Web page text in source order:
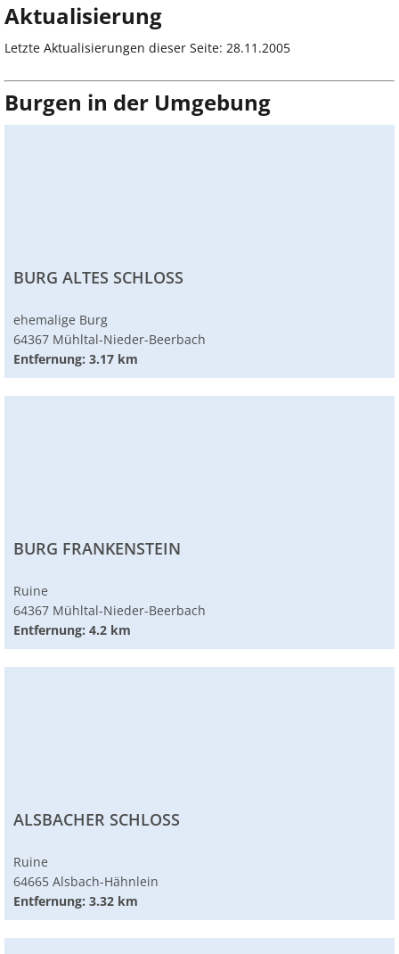
Aktualisierung
Letzte Aktualisierungen dieser Seite: 28.11.2005
Burgen in der Umgebung
BURG ALTES SCHLOSS
ehemalige Burg
64367 Mühltal-Nieder-Beerbach
Entfernung: 3.17 km
BURG FRANKENSTEIN
Ruine
64367 Mühltal-Nieder-Beerbach
Entfernung: 4.2 km
ALSBACHER SCHLOSS
Ruine
64665 Alsbach-Hähnlein
Entfernung: 3.32 km